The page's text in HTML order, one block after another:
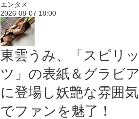
エンタメ
2026-08-07 18:00
東雲うみ、「スピリッ
ツ」の表紙＆グラビア
に登場し妖艶な雰囲気
でファンを魅了！